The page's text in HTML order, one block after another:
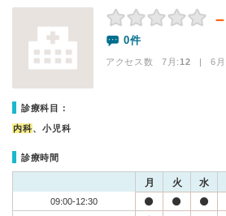
－
0件
アクセス数 7月:12 | 6月
診療科目：
内科、小児科
診療時間
月 火 水
09:00-12:30